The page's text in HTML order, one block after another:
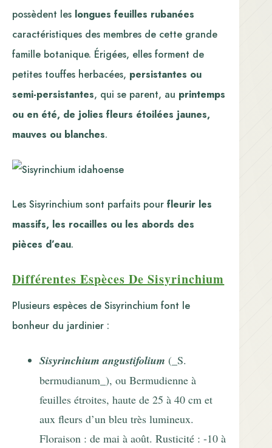
possèdent les longues feuilles rubanées
caractéristiques des membres de cette grande
famille botanique. Érigées, elles forment de
petites touffes herbacées, persistantes ou
semi-persistantes, qui se parent, au printemps
ou en été, de jolies fleurs étoilées jaunes,
mauves ou blanches.
Les Sisyrinchium sont parfaits pour fleurir les
massifs, les rocailles ou les abords des
pièces d’eau.
Différentes Espèces De Sisyrinchium
Plusieurs espèces de Sisyrinchium font le
bonheur du jardinier :
Sisyrinchium angustifolium (_S.
bermudianum_), ou Bermudienne à
feuilles étroites, haute de 25 à 40 cm et
aux fleurs d’un bleu très lumineux.
Floraison : de mai à août. Rusticité : -10 à